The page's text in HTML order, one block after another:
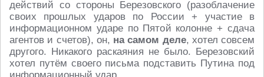
действий со стороны Березовского (разоблачение
своих прошлых ударов по России + участие в
информационном ударе по Пятой колонне + сдача
агентов и счетов), он, на самом деле, хотел совсем
другого. Никакого раскаяния не было. Березовский
хотел путём своего письма подставить Путина под